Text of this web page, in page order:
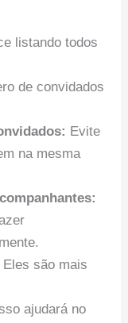
listando todos
de convidados
Evite
na mesma
Eles são mais
ajudará no